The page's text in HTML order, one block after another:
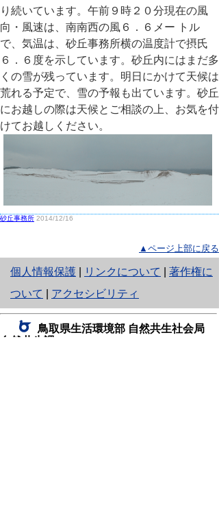
り続いています。午前９時２０分現在の風
向・風速は、南南西の風６．６メー トル
で、気温は、砂丘事務所横の温度計で摂氏
６．６度を示しています。砂丘内にはまだ多
くの雪が残っています。明日にかけて天候は
荒れる予定で、雪の予報も出ています。砂丘
にお越しの際は天候とご相談の上、お気を付
けてお越しください。
砂丘事務所 2014/12/16
▲ページ上部に戻る
個人情報保護
と
り
ネ
ッ
リンクについて
著作権に
ついて
アクセシビリティ
鳥取県生活環境部 自然共生社会局
自然共生課